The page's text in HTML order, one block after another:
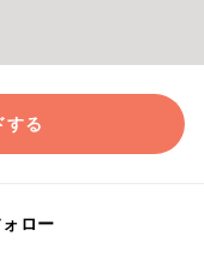
する
ロー